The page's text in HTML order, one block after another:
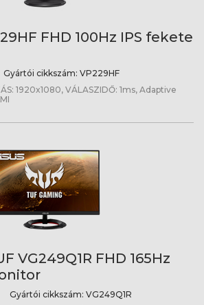
FHD 100Hz IPS fekete
Gyártói cikkszám: VP229HF
1920x1080, VÁLASZIDŐ: 1ms, Adaptive
VG249Q1R FHD 165Hz
Gyártói cikkszám: VG249Q1R